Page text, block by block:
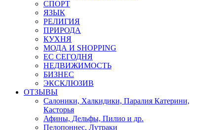
СПОРТ
ЯЗЫК
РЕЛИГИЯ
ПРИРОДА
КУХНЯ
МОДА И SHOPPING
ЕС СЕГОДНЯ
НЕДВИЖИМОСТЬ
БИЗНЕС
ЭКСКЛЮЗИВ
ОТЗЫВЫ
Салоники, Халкидики, Паралия Катерини,
Касторья
Афины, Дельфы, Пилио и др.
Пелопоннес, Лутраки